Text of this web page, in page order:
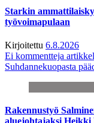
Starkin
työvoimapulaan
Kirjoitettu 6.8.2026
Ei kommentteja
Suhdannekuopasta
Rakennustyö